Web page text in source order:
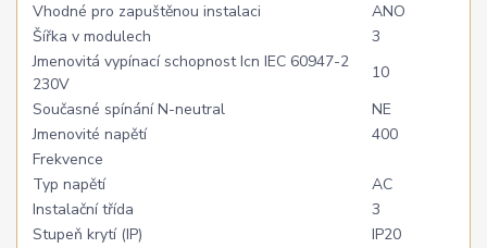
Vhodné pro zapuštěnou instalaci
ANO
Šířka v modulech
3
Jmenovitá vypínací schopnost Icn IEC 60947-2
230V
10
Současné spínání N-neutral
NE
Jmenovité napětí
400
Frekvence
Typ napětí
AC
Instalační třída
3
Stupeň krytí (IP)
IP20